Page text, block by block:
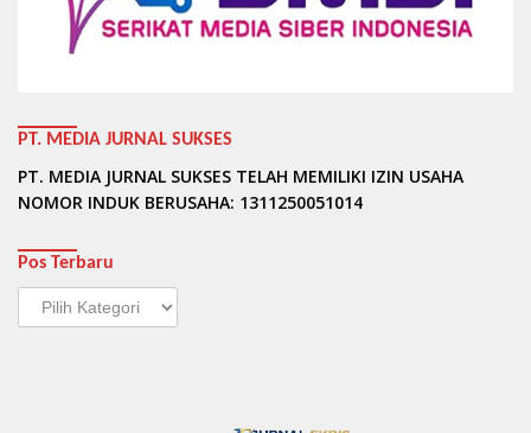
PT. MEDIA JURNAL SUKSES
PT. MEDIA JURNAL SUKSES TELAH MEMILIKI IZIN USAHA
NOMOR INDUK BERUSAHA: 1311250051014
Pos Terbaru
Pos
Terbaru